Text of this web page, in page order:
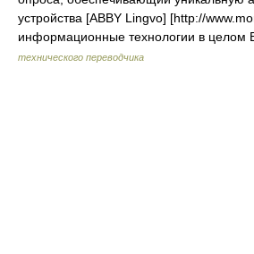
устройства [ABBY Lingvo] [http://
информационные технологии в
технического переводчика